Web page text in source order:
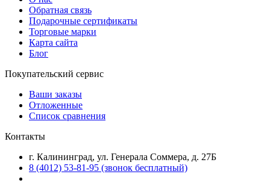
Обратная связь
Подарочные сертификаты
Торговые марки
Карта сайта
Блог
Покупательский сервис
Ваши заказы
Отложенные
Список сравнения
Контакты
г. Калининград, ул. Генерала Соммера, д. 27Б
8 (4012) 53-81-95 (звонок бесплатный)